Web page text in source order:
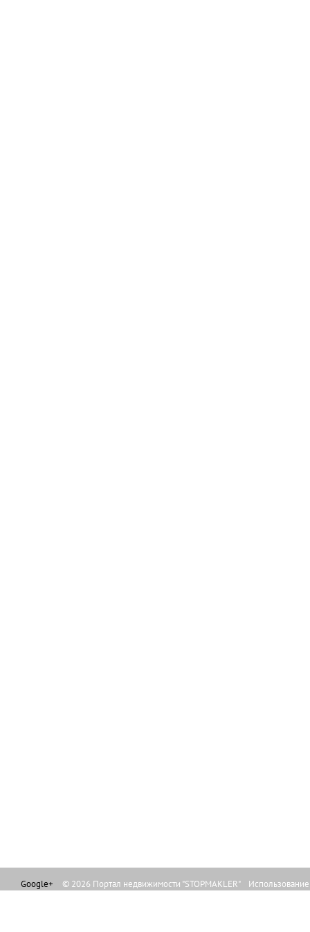
Google+ © 2026 Портал недвижимости "STOPMAKLER"